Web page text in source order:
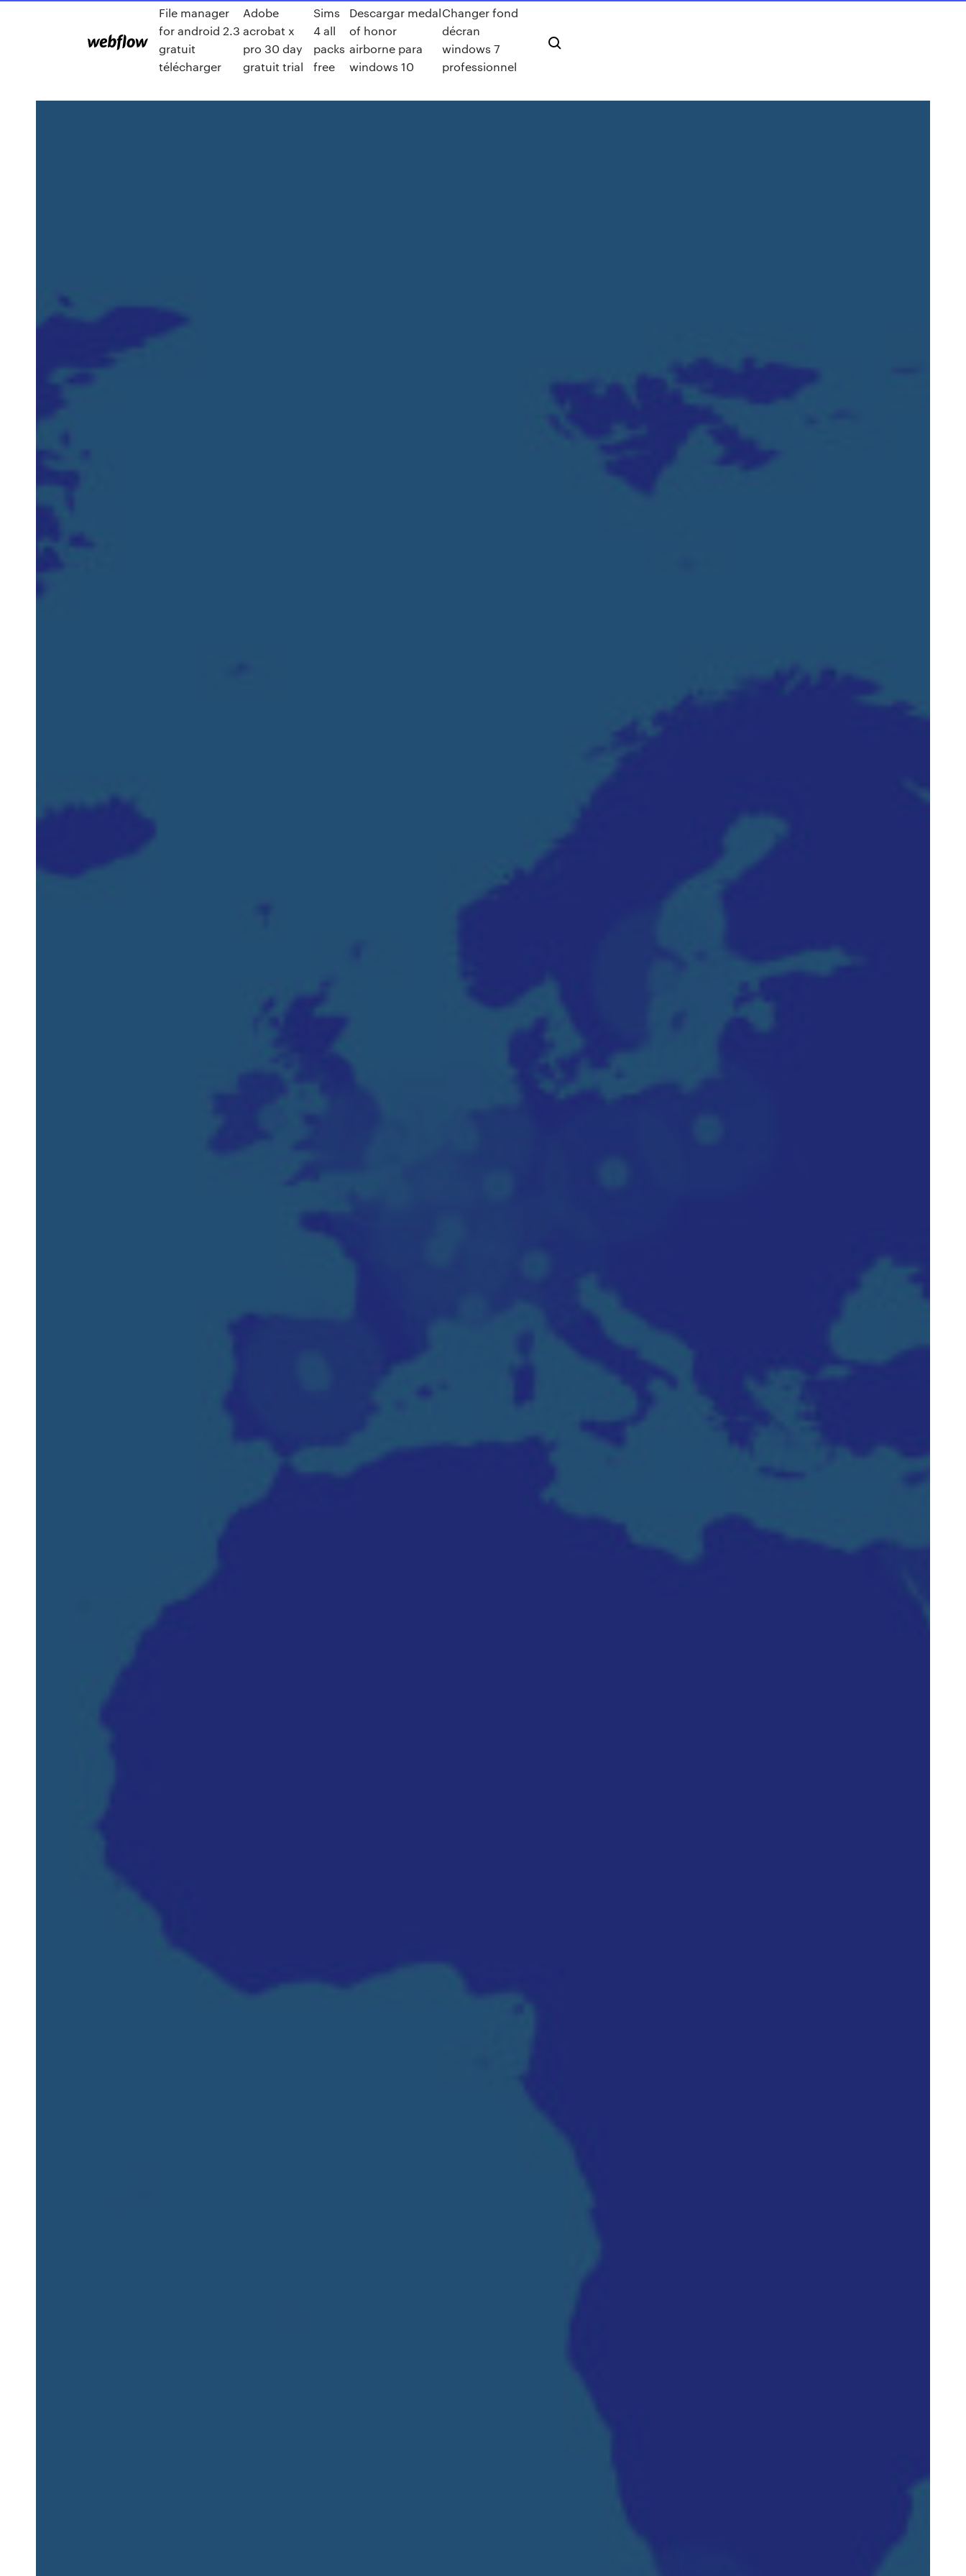
File manager
for android 2.3
gratuit
télécharger
Adobe
acrobat x
pro 30 day
gratuit trial
Sims
4 all
packs
free
Descargar medal
of honor
airborne para
windows 10
Changer fond
décran
windows 7
professionnel